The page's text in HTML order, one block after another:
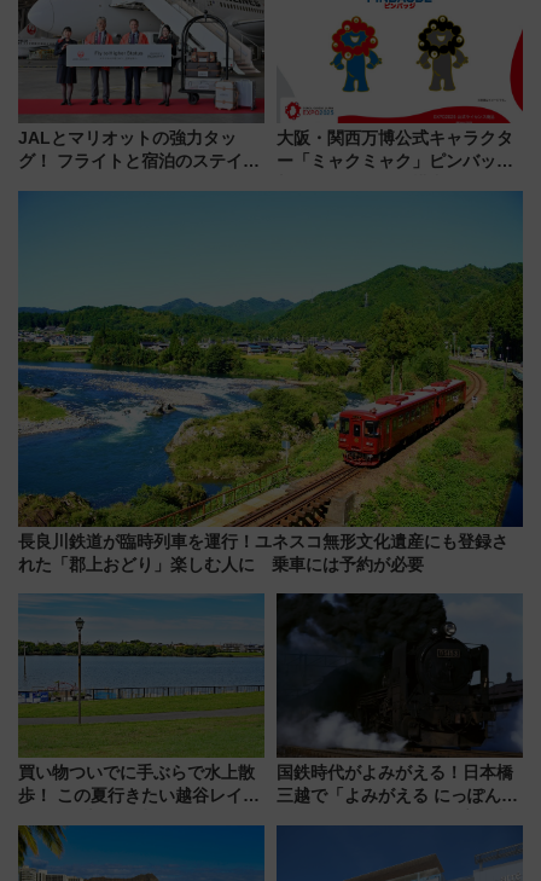
JALとマリオットの強力タッ
グ！ フライトと宿泊のステイタ
大阪・関西万博公式キャラクタ
ー「ミャクミャク」ピンバッジ
長良川鉄道が臨時列車を運行！ユネスコ無形文化遺産にも登録さ
れた「郡上おどり」楽しむ人に 乗車には予約が必要
買い物ついでに手ぶらで水上散
歩！ この夏行きたい越谷レイク
ア「LAKESIDE PARK」（埼玉
県越谷市）
国鉄時代がよみがえる！日本橋
三越で「よみがえる にっぽんの
敬の名作写真も、駅弁フェスも